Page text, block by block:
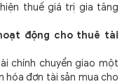
thuế giá trị gia tăng
động cho thuê tài
chuyển giao một
hóa đơn tài sản mua cho